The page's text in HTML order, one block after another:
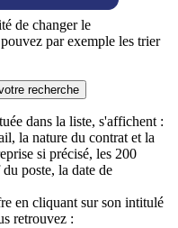
de changer le
par exemple les trier
recherche
dans la liste, s'affichent :
la nature du contrat et la
si précisé, les 200
poste, la date de
en cliquant sur son intitulé
retrouvez :